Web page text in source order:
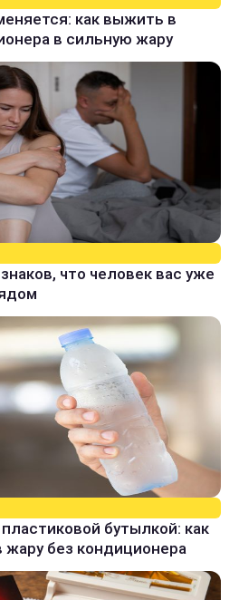
как выжить в
в сильную жару
что человек вас уже
бутылкой: как
жару без кондиционера